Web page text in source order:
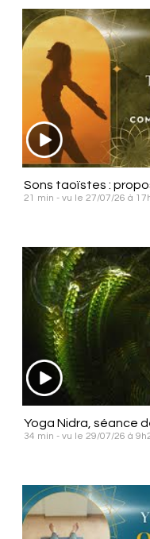
Sons taoïstes :
21 min - vu le 27/07/26 à
Yoga Nidra, séance
34 min - vu le 29/07/26 à